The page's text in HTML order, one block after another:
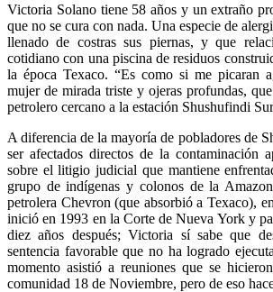
Victoria Solano tiene 58 años y un extraño
que no se cura con nada. Una especie de
llenado de costras sus piernas, y que
cotidiano con una piscina de residuos
la época Texaco. “Es como si me picaran
mujer de mirada triste y ojeras profundas,
petrolero cercano a la estación Shushufindi
A diferencia de la mayoría de pobladores de
ser afectados directos de la contaminación
sobre el litigio judicial que mantiene
grupo de indígenas y colonos de la
petrolera Chevron (que absorbió a Texaco),
inició en 1993 en la Corte de Nueva York y
diez años después; Victoria sí sabe que
sentencia favorable que no ha logrado
momento asistió a reuniones que se
comunidad 18 de Noviembre, pero de eso